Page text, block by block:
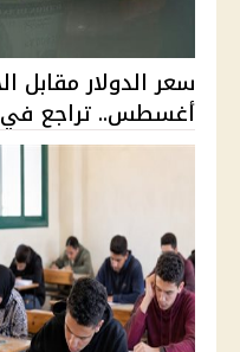
أغسطس.. تراجع في 10 بنوك وارت...